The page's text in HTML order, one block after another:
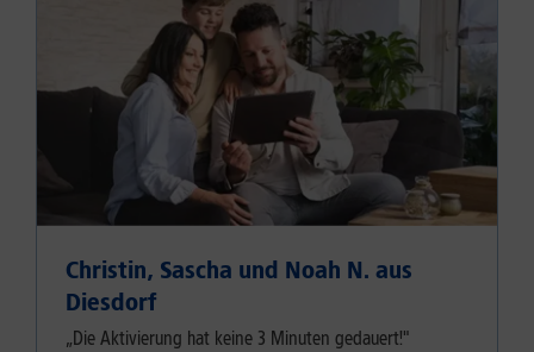
Christin, Sascha und Noah N. aus
Diesdorf
„Die Aktivierung hat keine 3 Minuten gedauert!"